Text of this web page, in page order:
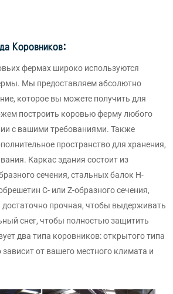
Коровников:
фермах широко используются
Мы предоставляем абсолютно
которое вы можете получить для
построить коровью ферму любого
с вашими требованиями. Также
пространство для хранения,
Каркас здания состоит из
сечения, стальных балок H-
C- или Z-образного сечения,
достаточно прочная, чтобы выдерживать
снег, чтобы полностью защитить
два типа коровников: открытого типа
зависит от вашего местного климата и